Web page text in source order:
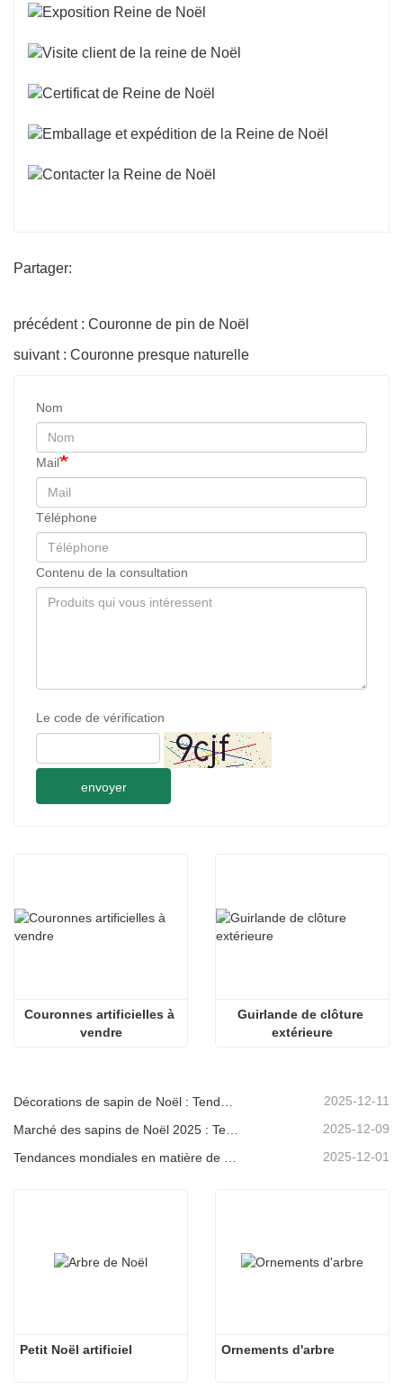
Partager:
précédent : Couronne de pin de Noël
suivant : Couronne presque naturelle
Nom
Mail
Téléphone
Contenu de la consultation
Le code de vérification
envoyer
Couronnes artificielles à
vendre
Guirlande de clôture
extérieure
2025-12-11
2025-12-09
Tendances mondiales en matière de décoration de Noël et pourquoi Christmas Queen reste leader du marché 2025-12-01
Petit Noël artificiel Ornements d'arbre